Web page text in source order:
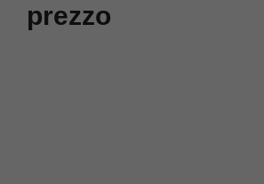
prezzo